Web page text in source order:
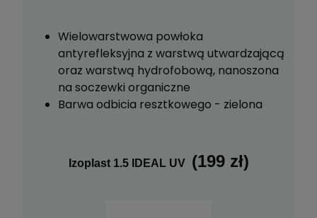
Wielowarstwowa powłoka
antyrefleksyjna z warstwą utwardzającą
oraz warstwą hydrofobową, nanoszona
na soczewki organiczne
Barwa odbicia resztkowego - zielona
Izoplast 1.5 IDEAL UV (199 zł)